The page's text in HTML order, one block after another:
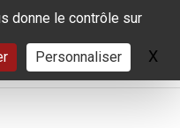
donne le contrôle sur
Personnaliser X